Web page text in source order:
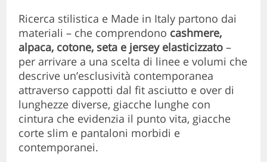
Ricerca stilistica e Made in Italy partono dai
materiali – che comprendono cashmere,
alpaca, cotone, seta e jersey elasticizzato –
per arrivare a una scelta di linee e volumi che
descrive un’esclusività contemporanea
attraverso cappotti dal fit asciutto e over di
lunghezze diverse, giacche lunghe con
cintura che evidenzia il punto vita, giacche
corte slim e pantaloni morbidi e
contemporanei.